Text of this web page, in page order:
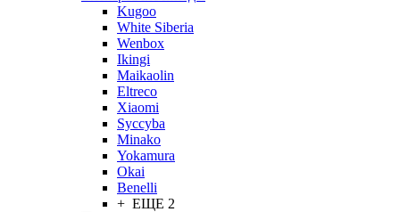
Kugoo
White Siberia
Wenbox
Ikingi
Maikaolin
Eltreco
Xiaomi
Syccyba
Minako
Yokamura
Okai
Benelli
+ ЕЩЕ 2